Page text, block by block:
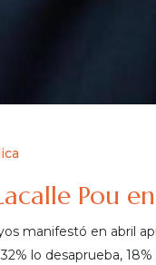
Pou
manifestó en abril
lo desaprueba,